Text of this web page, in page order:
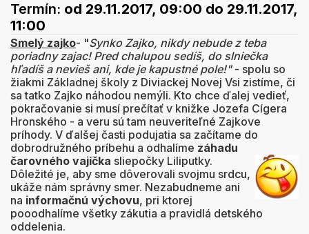
Termín: od 29.11.2017, 09:00 do 29.11.2017,
11:00
Smelý zajko- "Synko Zajko, nikdy nebude z teba
poriadny zajac! Pred chalupou sedíš, do slniečka
hľadíš a nevieš ani, kde je kapustné pole!"- spolu so
žiakmi Základnej školy z Diviackej Novej Vsi zistíme, či
sa tatko Zajko náhodou nemýli. Kto chce ďalej vedieť,
pokračovanie si musí prečítať v knižke Jozefa Cígera
Hronského - a veru sú tam neuveriteľné Zajkove
príhody. V ďalšej časti podujatia sa začítame do
dobrodružného príbehu a odhalíme záhadu
čarovného vajíčka sliepočky Liliputky.
Dôležité je, aby sme dôverovali svojmu srdcu,
ukáže nám správny smer. Nezabudneme ani
na informačnú výchovu, pri ktorej
pooodhalíme všetky zákutia a pravidlá detského
oddelenia.